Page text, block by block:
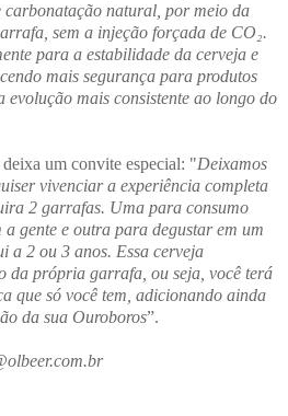
carbonatação natural, por meio da
sem a injeção forçada de CO₂.
para a estabilidade da cerveja e
mais segurança para produtos
evolução mais consistente ao longo do
um convite especial: "Deixamos
vivenciar a experiência completa
2 garrafas. Uma para consumo
gente e outra para degustar em um
a 2 ou 3 anos. Essa cerveja
da própria garrafa, ou seja, você terá
que só você tem, adicionando ainda
da sua Ouroboros”.